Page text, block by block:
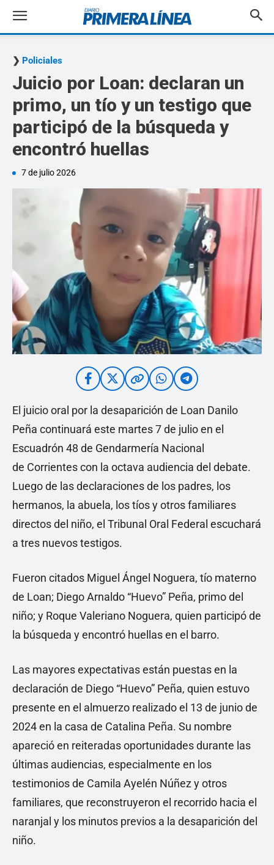
Policiales
Juicio por Loan: declaran un
primo, un tío y un testigo que
participó de la búsqueda y
encontró huellas
7 de julio 2026
El juicio oral por la desaparición de Loan Danilo
Peña continuará este martes 7 de julio en el
Escuadrón 48 de Gendarmería Nacional
de Corrientes con la octava audiencia del debate.
Luego de las declaraciones de los padres, los
hermanos, la abuela, los tíos y otros familiares
directos del niño, el Tribunal Oral Federal escuchará
a tres nuevos testigos.
Fueron citados Miguel Ángel Noguera, tío materno
de Loan; Diego Arnaldo “Huevo” Peña, primo del
niño; y Roque Valeriano Noguera, quien participó de
la búsqueda y encontró huellas en el barro.
Las mayores expectativas están puestas en la
declaración de Diego “Huevo” Peña, quien estuvo
presente en el almuerzo realizado el 13 de junio de
2024 en la casa de Catalina Peña. Su nombre
apareció en reiteradas oportunidades durante las
últimas audiencias, especialmente en los
testimonios de Camila Ayelén Núñez y otros
familiares, que reconstruyeron el recorrido hacia el
naranjal y los minutos previos a la desaparición del
niño.